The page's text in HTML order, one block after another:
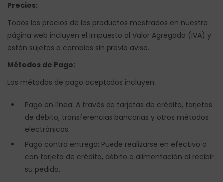
Precios:
Todos los precios de los productos mostrados en nuestra
página web incluyen el Impuesto al Valor Agregado (IVA) y
están sujetos a cambios sin previo aviso.
Métodos de Pago:
Los métodos de pago aceptados incluyen:
Pago en línea: A través de tarjetas de crédito, tarjetas
de débito, transferencias bancarias y otros métodos
electrónicos.
Pago contra entrega: Puede realizarse en efectivo o
con tarjeta de crédito, débito o alimentación al recibir
su pedido.